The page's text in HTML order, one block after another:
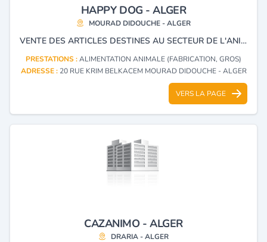
HAPPY DOG - ALGER
MOURAD DIDOUCHE - ALGER
VENTE DES ARTICLES DESTINES AU SECTEUR DE L'ANIMALERIE
PRESTATIONS :ALIMENTATION ANIMALE (FABRICATION, GROS)
ADRESSE : 20 RUE KRIM BELKACEM MOURAD DIDOUCHE - ALGER
VERS LA PAGE
CAZANIMO - ALGER
DRARIA - ALGER